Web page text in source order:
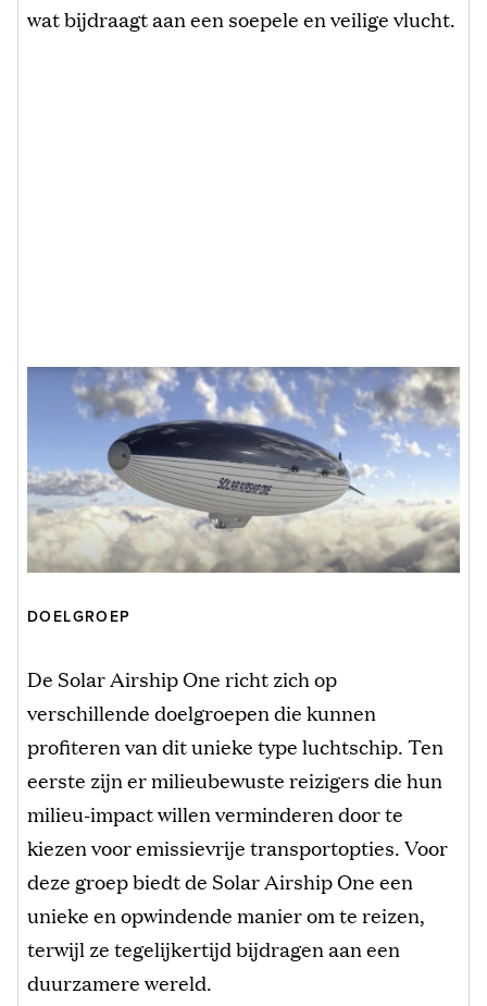
wat bijdraagt aan een soepele en veilige vlucht.
DOELGROEP
De Solar Airship One richt zich op
verschillende doelgroepen die kunnen
profiteren van dit unieke type luchtschip. Ten
eerste zijn er milieubewuste reizigers die hun
milieu-impact willen verminderen door te
kiezen voor emissievrije transportopties. Voor
deze groep biedt de Solar Airship One een
unieke en opwindende manier om te reizen,
terwijl ze tegelijkertijd bijdragen aan een
duurzamere wereld.